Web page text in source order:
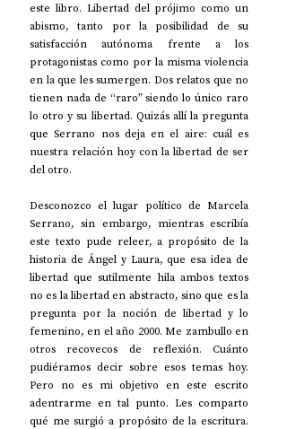
este libro. Libertad del prójimo como un
abismo, tanto por la posibilidad de su
satisfacción autónoma frente a los
protagonistas como por la misma violencia
en la que les sumergen. Dos relatos que no
tienen nada de “raro” siendo lo único raro
lo otro y su libertad. Quizás allí la pregunta
que Serrano nos deja en el aire: cuál es
nuestra relación hoy con la libertad de ser
del otro.
Desconozco el lugar político de Marcela
Serrano, sin embargo, mientras escribía
este texto pude releer, a propósito de la
historia de Ángel y Laura, que esa idea de
libertad que sutilmente hila ambos textos
no es la libertad en abstracto, sino que es la
pregunta por la noción de libertad y lo
femenino, en el año 2000. Me zambullo en
otros recovecos de reflexión. Cuánto
pudiéramos decir sobre esos temas hoy.
Pero no es mi objetivo en este escrito
adentrarme en tal punto. Les comparto
qué me surgió a propósito de la escritura.